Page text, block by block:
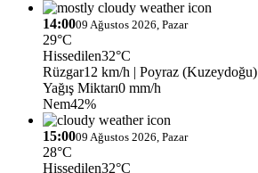
14:0009 Ağustos 2026, Pazar
29°C
Hissedilen32°C
Rüzgar12 km/h | Poyraz (Kuzeydoğu)
Yağış Miktarı0 mm/h
Nem42%
15:0009 Ağustos 2026, Pazar
28°C
Hissedilen32°C